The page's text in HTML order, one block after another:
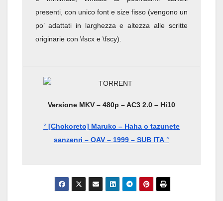
presenti, con unico font e size fisso (vengono un
po’ adattati in larghezza e altezza alle scritte
originarie con \fscx e \fscy).
Versione MKV – 480p – AC3 2.0 – Hi10
° [Chokoreto] Maruko – Haha o tazunete
sanzenri – OAV – 1999 – SUB ITA °